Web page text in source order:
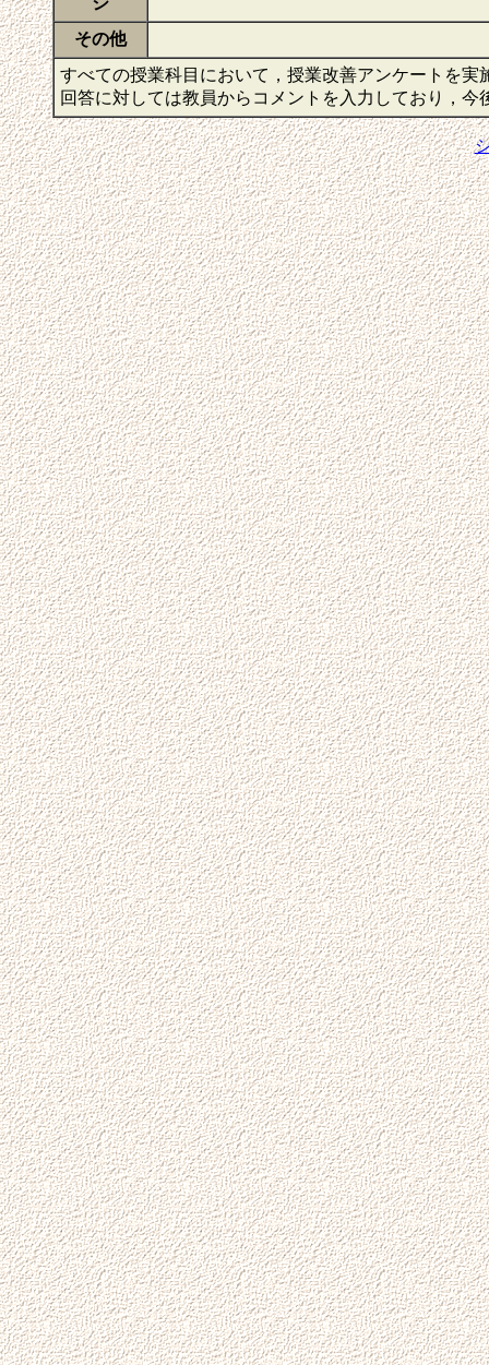
その他
すべての授業科目において，授業改善アンケートを
回答に対しては教員からコメントを入力しており，